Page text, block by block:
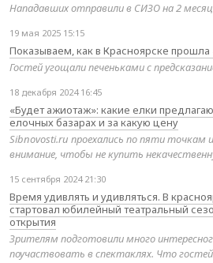
Нападавших отправили в СИЗО на 2
19 мая 2025 15:15
Показываем, как в Красноярске прошла
Гостей угощали печеньками с
18 декабря 2024 16:45
«Будет ажиотаж»: какие елки
елочных базарах и за какую цену
Sibnovosti.ru проехались по пяти точкам
внимание, чтобы не купить
15 сентября 2024 21:30
Время удивлять и удивляться. В
стартовал юбилейный театральный
открытия
Зрителям подготовили много
поучаствовать в спектаклях. Что